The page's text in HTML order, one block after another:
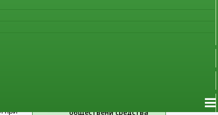
при
обществени средства